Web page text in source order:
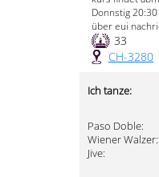
Donnstig
über eui
33
CH-3280
Ich tanze:
Paso Doble:
Wiener Walzer:
Jive: